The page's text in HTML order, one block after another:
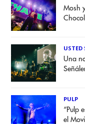
Mosh
USTED
Una
PULP
“Pulp
el